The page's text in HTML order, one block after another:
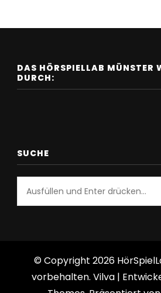
DAS HÖRSPIELLAB MÜNSTER
DURCH:
SUCHE
Suchst
du
© Copyright 2026
vorbehalten. Vilva |